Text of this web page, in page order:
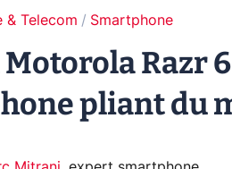
& Telecom Smartphone
Motorola Razr
pliant du